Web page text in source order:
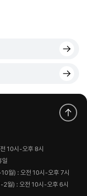
10시-오후 8시
일
월) : 오전 10시-오후 7시
2월) : 오전 10시-오후 6시